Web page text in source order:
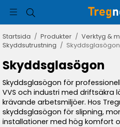
Startsida / Produkter / Verktyg &
Skyddsutrustning / Skyddsglasögon
Skyddsglasögon
Skyddsglasögon för
VVS och industri med driftsäkra
krävande arbetsmiljöer. Hos
skyddsglasögon för slipning,
installationer med hög komfort